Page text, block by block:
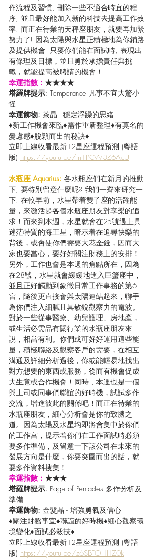
作流程及習慣, 刪除一些不適合時宜的程
序, 並且最好能加入新的科技去提高工作效
率! 而正在待業的天秤座朋友，就要再加緊
努力了! 因為太陽與水星正積極地為你鋪路
及提供機會, 只要你們能在面試時, 表現出
有條理及目標，並且勇於承擔責任與挑
戰，就能提高被聘請的機會！
幸運指數： ★★★★
塔羅牌提示: Temperance 凡事不宜大驚小
怪
幸運飾物: 茶晶 - 穩定浮躁的思緒
♦新工作機會來臨♦需作重新整理♦有莫名的
憂慮感♦脫穎而出的秘訣♦
立即上線收看最新12星座運程預測 (粵語
版) https://youtu.be/m1PCW3Z6AdU
水瓶座 Aquarius: 各水瓶座們在新月的推動
下, 要特別留意什麼呢? 我們一齊來研究一
下! 在較早前，水星帶着雙子座的活躍能
量，來激活起各個水瓶座朋友對享樂的追
求！而來到本週，水星就會在25號遇上具
迷茫特質的海王星，暗示着在追尋快樂的
背後，或會使你們需要大花金錢，因而大
家也要當心，要好好關注財務上的安排！
另外，工作也會是本週的焦點所在，因為
在28號，水星就會緩緩地進入巨蟹座中，
並且正好觸動到象徵日常工作事務的第6
宮，隨後更直接會與太陽連結起來，聯手
為你們注入細膩且具敏銳觀察力的電波。
對於一些從事醫療、幼兒護理、房地產，
或生活必需品有關行業的水瓶座朋友來
說，相當有利。你們或可好好運用這些能
量，積極聯絡及觀察客戶的需要，在相互
溝通及詳細分析過後，你或能輕易地找出
對方想要的東西或服務，從而有機會促成
大生意或合作機會！同時，本週也是一個
與上司或同事們聯誼的好時機，試試多作
交流，增進彼此的關係吧！而正在待業的
水瓶座朋友，細心分析會是你的致勝之
道。因為太陽及水星均即將會集中於你們
的工作宮，提示着你們在工作面試時必須
要多作準備，及留意一下該公司在未來的
發展方向是什麼，你要突圍而出的話，就
要多作資料搜集！
幸運指數： ★★★
塔羅牌提示: Page of Pentacles 多作分析及
準備
幸運飾物: 金髮晶 - 增強勇氣及信心
♦關注財務事宜♦聯誼的好時機♦細心觀察環
境變化♦面試必殺技♦
立即上線收看最新12星座運程預測 (粵語
版) https://youtu.be/z6SBTOHHZ0k